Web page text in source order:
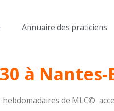
Annuaire des praticiens
à Nantes-
hebdomadaires de MLC©